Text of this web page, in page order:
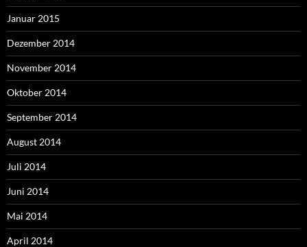
Januar 2015
Dezember 2014
November 2014
Oktober 2014
September 2014
August 2014
Juli 2014
Juni 2014
Mai 2014
April 2014